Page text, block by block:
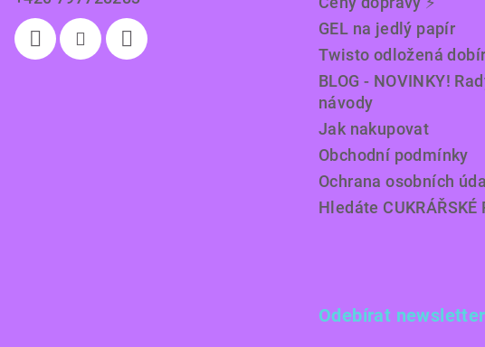
GEL na jedlý papír
Twisto odložená
BLOG - NOVINKY!
návody
Jak nakupovat
Obchodní podmínky
Ochrana osobních
Hledáte CUKRÁŘSKÉ
Odebírat newsletter